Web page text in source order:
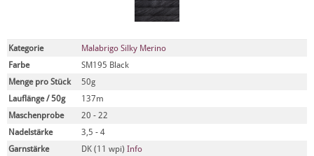
Kategorie
Malabrigo Silky Merino
Farbe
SM195 Black
Menge pro Stück
50g
Lauflänge / 50g
137m
Maschenprobe
20 - 22
Nadelstärke
3,5 - 4
Garnstärke
DK (11 wpi) Info